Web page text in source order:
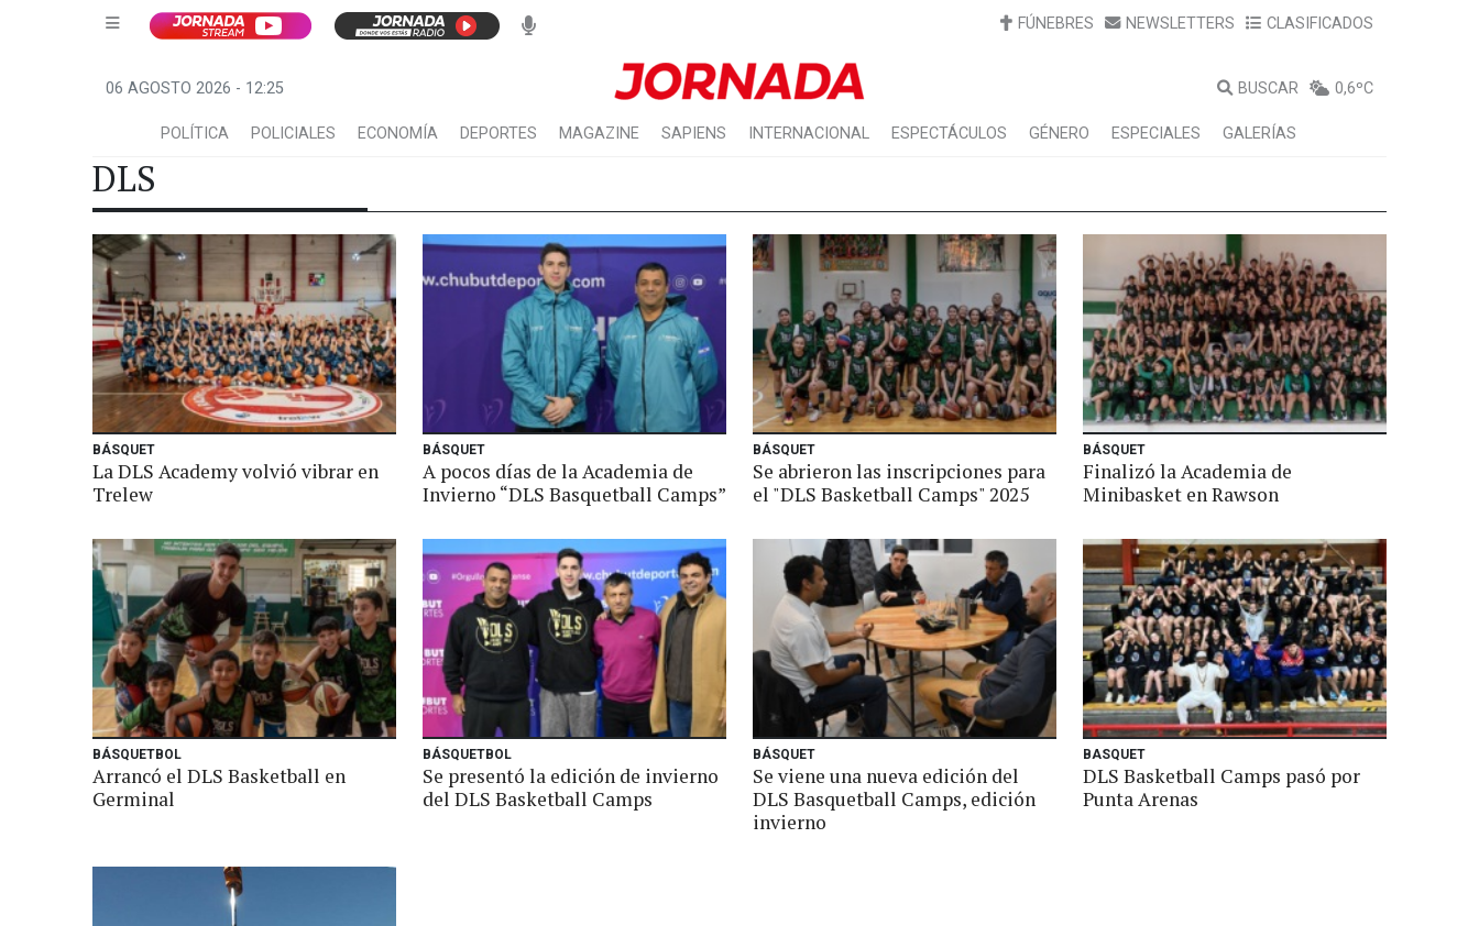
FÚNEBRES NEWSLETTERS CLASIFICADOS
06 AGOSTO 2026 - 12:25 BUSCAR 0,6ºC
POLÍTICA POLICIALES ECONOMÍA DEPORTES MAGAZINE SAPIENS INTERNACIONAL ESPECTÁCULOS GÉNERO ESPECIALES GALERÍAS
DLS
BÁSQUET
La DLS Academy volvió vibrar en
Trelew
BÁSQUET
A pocos días de la Academia de
Invierno “DLS Basquetball Camps”
BÁSQUET
Se abrieron las inscripciones para
el "DLS Basketball Camps" 2025
BÁSQUET
Finalizó la Academia de
Minibasket en Rawson
BÁSQUETBOL
Arrancó el DLS Basketball en
Germinal
BÁSQUETBOL
Se presentó la edición de invierno
del DLS Basketball Camps
BÁSQUET
Se viene una nueva edición del
DLS Basquetball Camps, edición
invierno
BASQUET
DLS Basketball Camps pasó por
Punta Arenas